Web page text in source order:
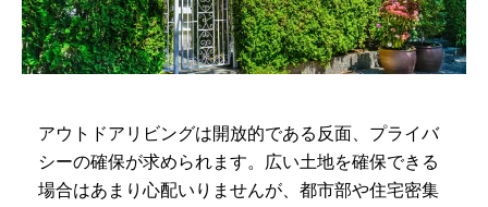
アウトドアリビングは開放的である反面、プライバ
シーの確保が求められます。広い土地を確保できる
場合はあまり心配いりませんが、都市部や住宅密集